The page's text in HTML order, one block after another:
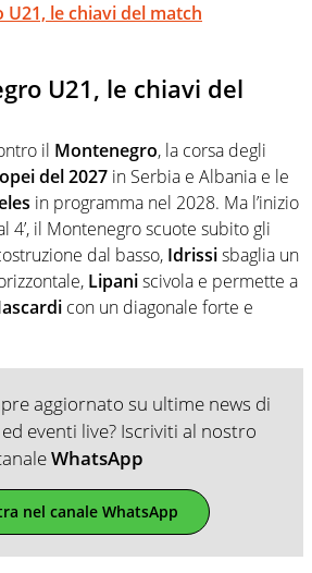
le chiavi del match
U21, le chiavi del
il Montenegro, la corsa degli
del 2027 in Serbia e Albania e le
in programma nel 2028. Ma l’inizio
4’, il Montenegro scuote subito gli
dal basso, Idrissisbaglia un
Lipaniscivola e permette a
con un diagonale forte e
aggiornato su ultime news di
eventi live? Iscriviti al nostro
WhatsApp
nel canale WhatsApp